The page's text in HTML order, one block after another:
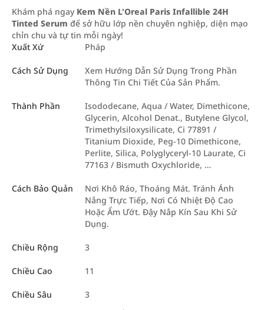
Khám phá ngay Kem Nền L'Oreal Paris Infallible 24H
Tinted Serum để sở hữu lớp nền chuyên nghiệp, diện mạo
chỉn chu và tự tin mỗi ngày!
Xuất Xứ
Pháp
Cách Sử Dụng
Xem Hướng Dẫn Sử Dụng Trong Phần
Thông Tin Chi Tiết Của Sản Phẩm.
Thành Phần
Isododecane, Aqua / Water, Dimethicone,
Glycerin, Alcohol Denat., Butylene Glycol,
Trimethylsiloxysilicate, Ci 77891 /
Titanium Dioxide, Peg-10 Dimethicone,
Perlite, Silica, Polyglyceryl-10 Laurate, Ci
77163 / Bismuth Oxychloride, …
Cách Bảo Quản
Nơi Khô Ráo, Thoáng Mát. Tránh Ánh
Nắng Trực Tiếp, Nơi Có Nhiệt Độ Cao
Hoặc Ẩm Ướt. Đậy Nắp Kín Sau Khi Sử
Dụng.
Chiều Rộng 3
Chiều Cao 11
Chiều Sâu 3